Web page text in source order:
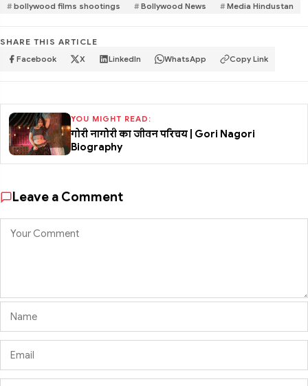
bollywood films shootings Bollywood News Media Hindustan
SHARE THIS ARTICLE
Facebook X LinkedIn WhatsApp Copy Link
YOU MIGHT READ:
गोरी नागोरी का जीवन परिचय | Gori Nagori
Biography
Leave a Comment